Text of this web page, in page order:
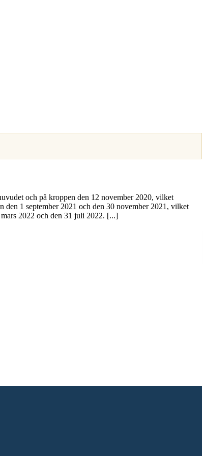
och på kroppen den 12 november 2020, vilket
den 1 september 2021 och den 30 november 2021, vilket
2022 och den 31 juli 2022. [...]